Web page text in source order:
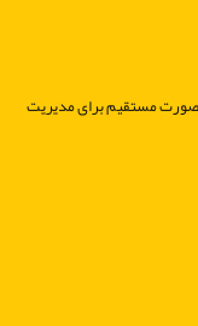
مستقیم برای مدیریت